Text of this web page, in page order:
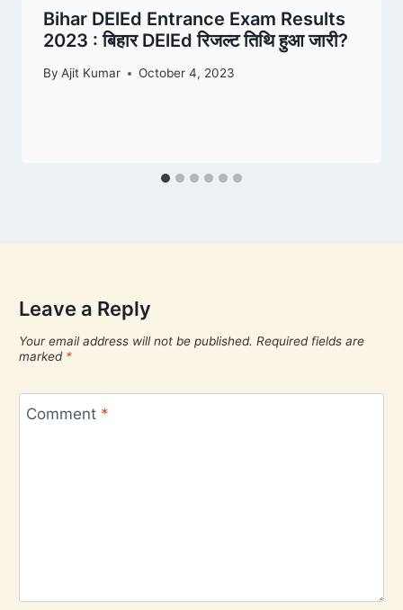
Bihar DElEd Entrance Exam Results
2023 : बिहार DElEd रिजल्ट तिथि हुआ जारी?
By Ajit Kumar October 4, 2023
Leave a Reply
Your email address will not be published. Required fields are
marked *
Comment *